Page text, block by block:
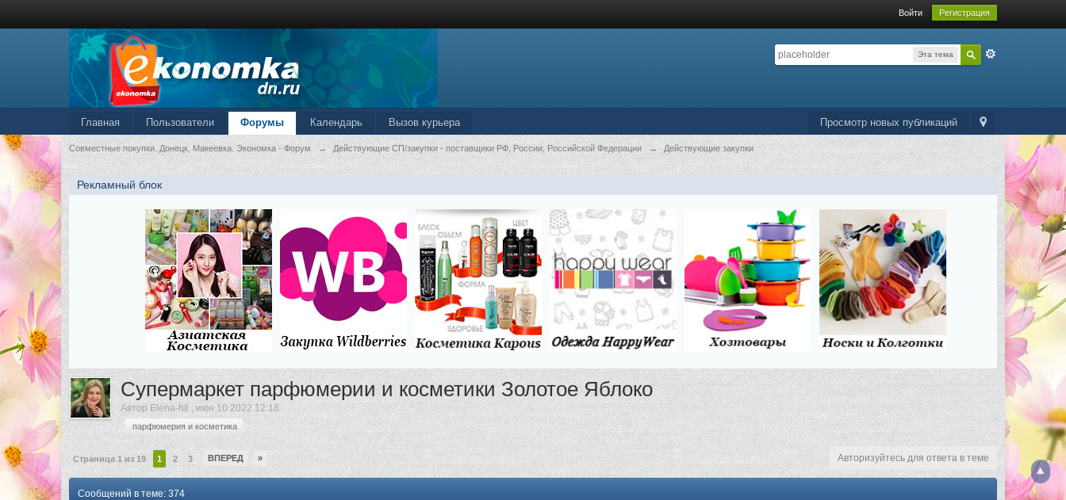
Войти Регистрация
Эта тема
Главная Вызов курьера Просмотр новых публикаций
Пользователи Форумы Календарь
Совместные покупки. Донецк, Макеевка. Экономка - Форум → Действующие СП/закупки - поставщики РФ, России, Российской Федерации → Действующие закупки
Рекламный блок
Супермаркет парфюмерии и косметики Золотое Яблоко
АвторElena-hll ,июн 10 2022 12:18
парфюмерия и косметика
Страница 1 из 19 1 2 3 ВПЕРЕД » Авторизуйтесь для ответа в теме
Сообщений в теме: 374